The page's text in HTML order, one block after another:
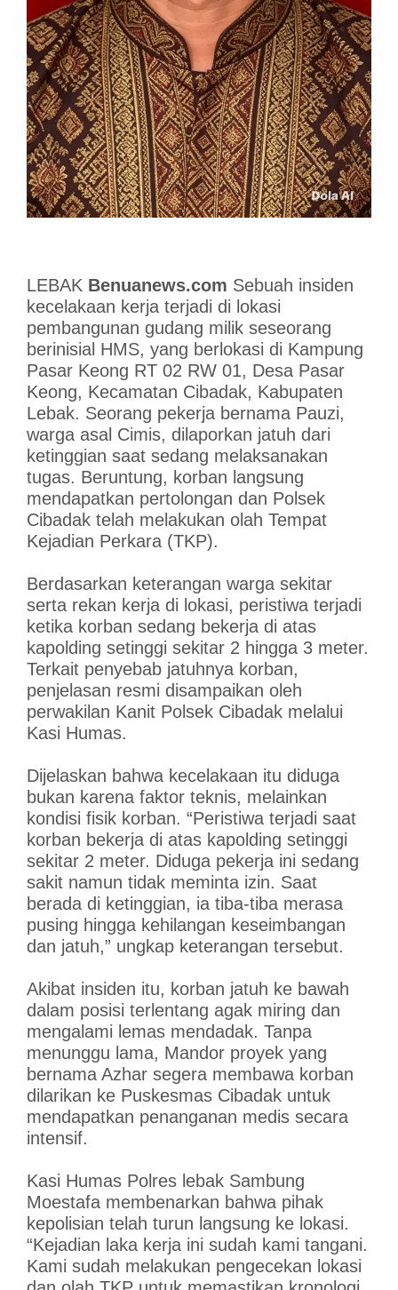
LEBAK Benuanews.com Sebuah insiden
kecelakaan kerja terjadi di lokasi
pembangunan gudang milik seseorang
berinisial HMS, yang berlokasi di Kampung
Pasar Keong RT 02 RW 01, Desa Pasar
Keong, Kecamatan Cibadak, Kabupaten
Lebak. Seorang pekerja bernama Pauzi,
warga asal Cimis, dilaporkan jatuh dari
ketinggian saat sedang melaksanakan
tugas. Beruntung, korban langsung
mendapatkan pertolongan dan Polsek
Cibadak telah melakukan olah Tempat
Kejadian Perkara (TKP).
Berdasarkan keterangan warga sekitar
serta rekan kerja di lokasi, peristiwa terjadi
ketika korban sedang bekerja di atas
kapolding setinggi sekitar 2 hingga 3 meter.
Terkait penyebab jatuhnya korban,
penjelasan resmi disampaikan oleh
perwakilan Kanit Polsek Cibadak melalui
Kasi Humas.
Dijelaskan bahwa kecelakaan itu diduga
bukan karena faktor teknis, melainkan
kondisi fisik korban. “Peristiwa terjadi saat
korban bekerja di atas kapolding setinggi
sekitar 2 meter. Diduga pekerja ini sedang
sakit namun tidak meminta izin. Saat
berada di ketinggian, ia tiba-tiba merasa
pusing hingga kehilangan keseimbangan
dan jatuh,” ungkap keterangan tersebut.
Akibat insiden itu, korban jatuh ke bawah
dalam posisi terlentang agak miring dan
mengalami lemas mendadak. Tanpa
menunggu lama, Mandor proyek yang
bernama Azhar segera membawa korban
dilarikan ke Puskesmas Cibadak untuk
mendapatkan penanganan medis secara
intensif.
Kasi Humas Polres lebak Sambung
Moestafa membenarkan bahwa pihak
kepolisian telah turun langsung ke lokasi.
“Kejadian laka kerja ini sudah kami tangani.
Kami sudah melakukan pengecekan lokasi